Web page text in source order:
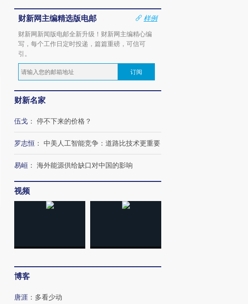
财新网主编精选版电邮
样例
财新网新闻版电邮全新升级！财新网主编精心编
写，每个工作日定时投递，篇篇重磅，可信可
引。
订阅
财新名家
伍戈 ： 停不下来的价格？
罗志恒 ： 中美人工智能竞争：道路比技术更重要
易峘 ： 海外能源供给缺口对中国的影响
视频
博客
唐涯 ： 多看少动